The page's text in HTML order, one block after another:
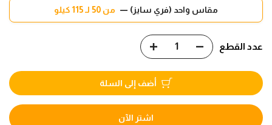
مقاس واحد (فري سايز) — من 50 لـ 115 كيلو
عدد القطع
أضف إلى السلة
اشتر الآن